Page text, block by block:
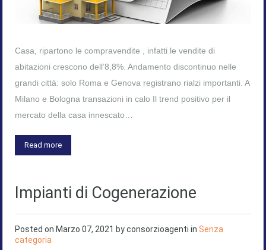
Casa, ripartono le compravendite , infatti le vendite di
abitazioni crescono dell’8,8%. Andamento discontinuo nelle
grandi città: solo Roma e Genova registrano rialzi importanti. A
Milano e Bologna transazioni in calo Il trend positivo per il
mercato della casa innescato…
Read more
Impianti di Cogenerazione
Posted on Marzo 07, 2021 byconsorzioagenti in Senza
categoria